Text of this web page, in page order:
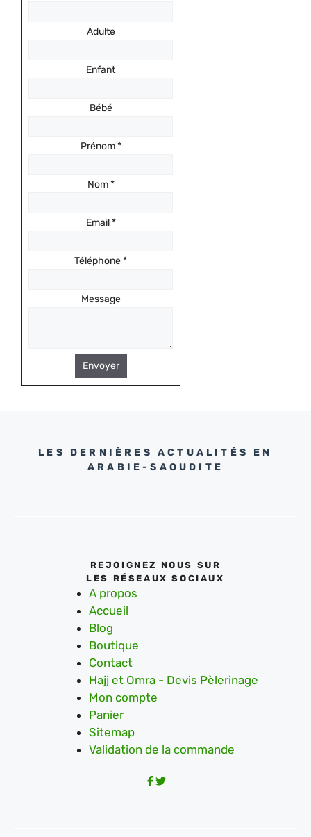
Adulte
Enfant
Bébé
Prénom*
Nom*
Email*
Téléphone*
Message
Envoyer
LES DERNIÈRES ACTUALITÉS EN
ARABIE-SAOUDITE
REJOIGNEZ NOUS SUR
LES RÉSEAUX SOCIAUX
A propos
Accueil
Blog
Boutique
Contact
Hajj et Omra - Devis Pèlerinage
Mon compte
Panier
Sitemap
Validation de la commande